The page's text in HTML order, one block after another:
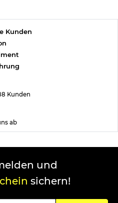
Kunden
Kunden
ab
und
sichern!